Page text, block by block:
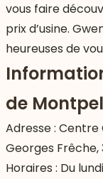
vers le bas
vous faire
prix d’usine.
heureuses de
de
Adresse :
Georges Frêche,
Horaires : Du